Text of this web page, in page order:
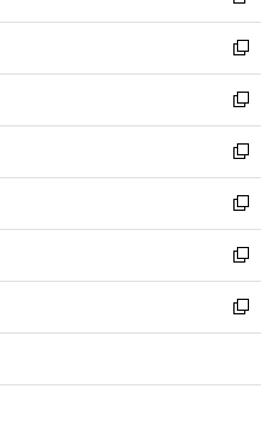
ウ
で
開
く
ン
ド
ウ
で
開
く
ウ
ィ
ン
ド
ウ
で
開
く
し
い
ウ
ィ
ン
ド
ウ
で
開
く
新
し
い
ウ
ィ
ン
ド
ウ
で
開
く
新
し
い
ウ
ィ
ン
ド
ウ
で
開
新
し
い
ウ
ィ
ン
ド
ウ
開
新
し
い
ウ
ィ
ン
ウ
新
し
い
ウ
ン
新
し
ウ